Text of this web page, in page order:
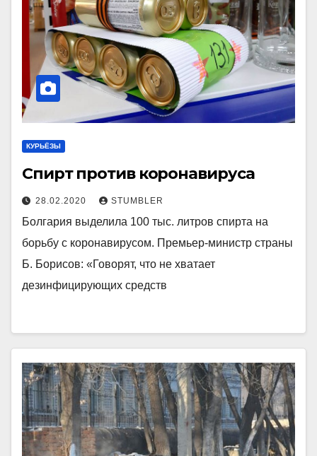
КУРЬЁЗЫ
Спирт против коронавируса
28.02.2020 STUMBLER
Болгария выделила 100 тыс. литров спирта на
борьбу с коронавирусом. Премьер-министр страны
Б. Борисов: «Говорят, что не хватает
дезинфицирующих средств